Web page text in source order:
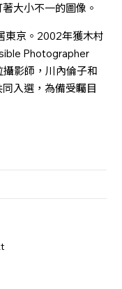
大小不一的圖像。
東京。2002年獲木村
Photographer
影師，川內倫子和
入選，為備受矚目